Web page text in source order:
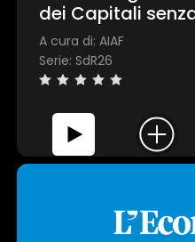
dei Capitali
A cura di: AIAF
Serie: SdR26